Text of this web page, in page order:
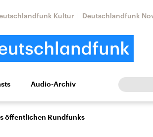
Kultur Deutschlandfunk
Kultur Europa
Audio-Archiv
öffentlichen Rundfunks